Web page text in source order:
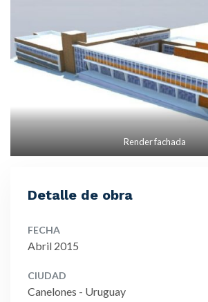
Detalle de obra
FECHA
Abril 2015
CIUDAD
Canelones - Uruguay
Render fachada